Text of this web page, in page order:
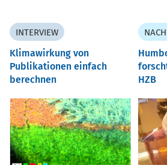
INTERVIEW
Klimawirkung von
Publikationen einfach
berechnen
HZB